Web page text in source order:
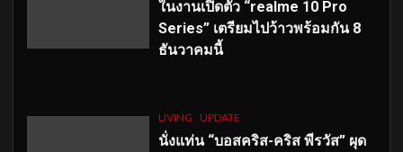
ในงานเปิดตัว “realme 10 Pro
Series” เตรียมไปว้าวพร้อมกัน 8
ธันวาคมนี้
LIVING UPDATE
นั่งแท่น “บอสคริส-คริส พีรวัส” ผุด